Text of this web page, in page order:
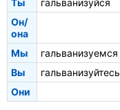
Ты
гальванизуйся
Он/
она
Мы
гальванизуемся
Вы
гальванизуйтесь
Они